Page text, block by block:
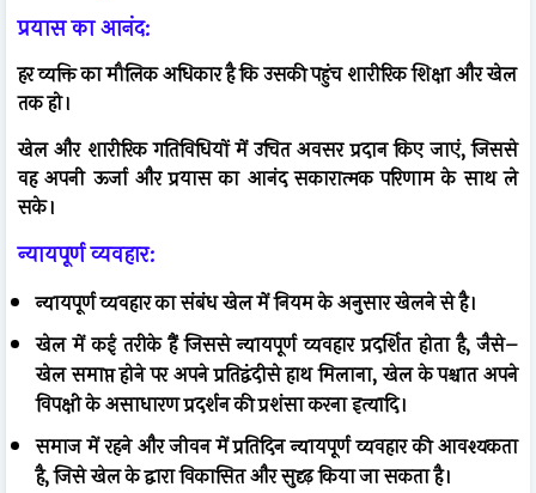
प्रयास का आनंद:
हर व्यक्ति का मौलिक अधिकार है कि उसकी पहुंच शारीरिक शिक्षा और खेल
तक हो।
खेल और शारीरिक गतिविधियों में उचित अवसर प्रदान किए जाएं, जिससे
वह अपनी ऊर्जा और प्रयास का आनंद सकारात्मक परिणाम के साथ ले
सके।
न्यायपूर्ण व्यवहार:
न्यायपूर्ण व्यवहार का संबंध खेल में नियम के अनुसार खेलने से है।
खेल में कई तरीके हैं जिससे न्यायपूर्ण व्यवहार प्रदर्शित होता है, जैसे–
खेल समाप्त होने पर अपने प्रतिद्वंदीसे हाथ मिलाना, खेल के पश्चात अपने
विपक्षी के असाधारण प्रदर्शन की प्रशंसा करना इत्यादि।
समाज में रहने और जीवन में प्रतिदिन न्यायपूर्ण व्यवहार की आवश्यकता
है, जिसे खेल के द्वारा विकासित और सुदृढ़ किया जा सकता है।